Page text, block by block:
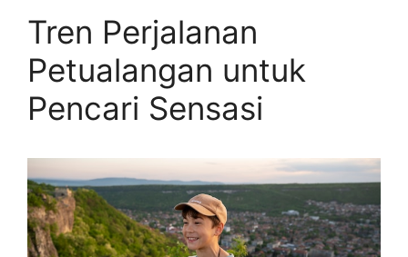
Tren Perjalanan
Petualangan untuk
Pencari Sensasi